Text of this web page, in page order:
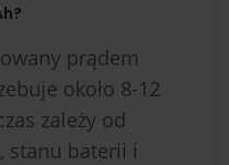
prądem
około 8-12
zależy od
stanu baterii i